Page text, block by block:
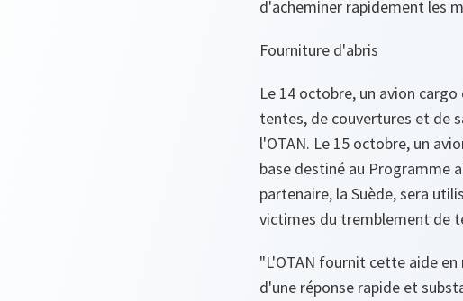
d'acheminer rapidement les
Fourniture d'abris
Le 14 octobre, un avion
tentes, de couvertures et de
l'OTAN. Le 15 octobre, un
base destiné au Programme
partenaire, la Suède, sera
victimes du tremblement de
"L'OTAN fournit cette aide
d'une réponse rapide et